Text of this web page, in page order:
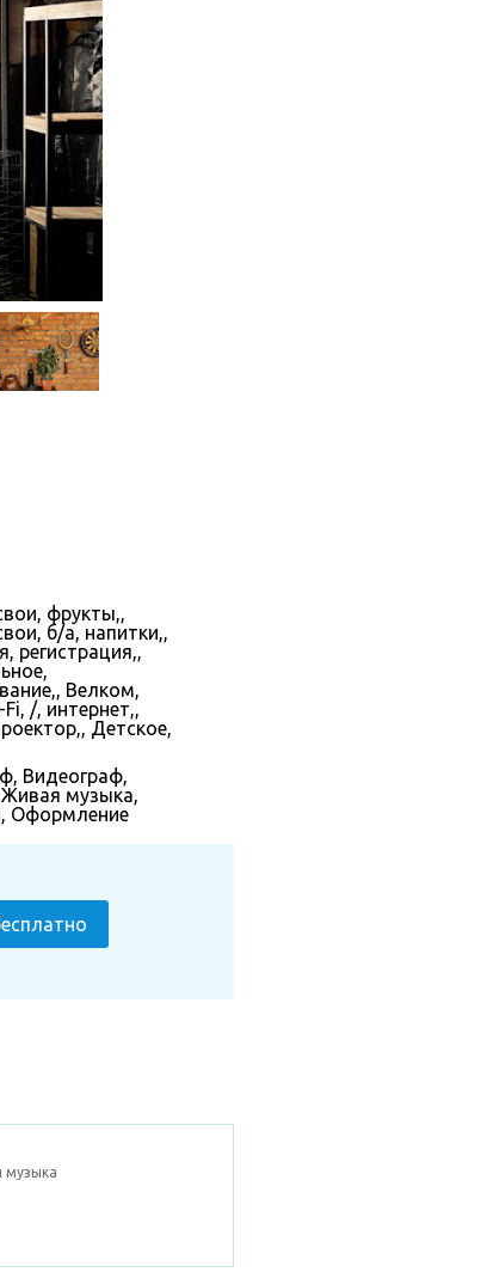
фрукты,,
б/а, напитки,,
регистрация,,
Велком,
/, интернет,,
Детское,
, Видеограф,
Живая музыка,
, Оформление
музыка